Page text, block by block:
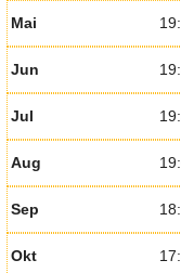
Mai
Jun
Jul
Aug
Sep
Okt